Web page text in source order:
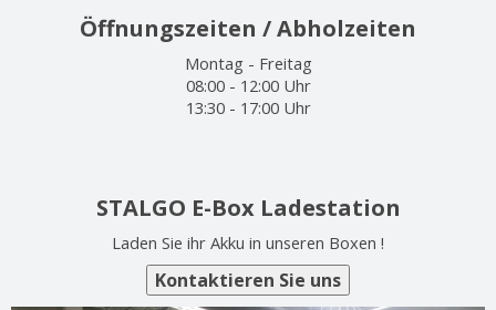
Öffnungszeiten / Abholzeiten
Montag - Freitag
08:00 - 12:00 Uhr
13:30 - 17:00 Uhr
STALGO E-Box Ladestation
Laden Sie ihr Akku in unseren Boxen !